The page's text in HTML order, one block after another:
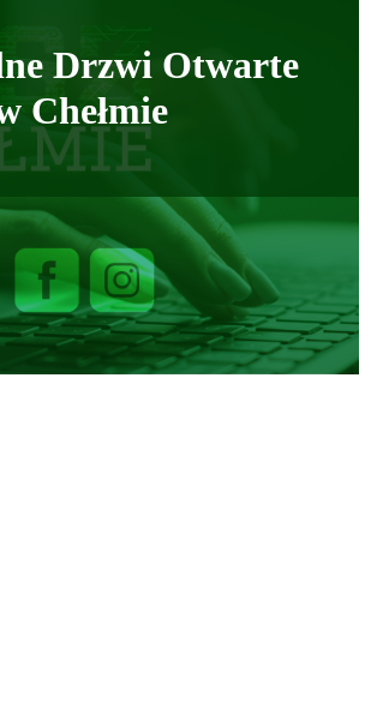
Drzwi Otwarte
Chełmie